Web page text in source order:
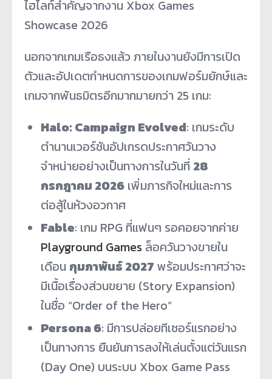
ไฮไลท์สำคัญจากงาน Xbox Games
Showcase 2026
นอกจากเกมเรือธงแล้ว ภายในงานยังมีการเปิด
ตัวและอัปเดตกำหนดการของเกมฟอร์มยักษ์และ
เกมจากพันธมิตรอีกมากมายกว่า 25 เกม:
Halo: Campaign Evolved: เกมระดับ
ตำนานเวอร์ชันอัปเกรดประกาศวันวาง
จำหน่ายอย่างเป็นทางการในวันที่ 28
กรกฎาคม 2026เพิ่มภารกิจใหม่และการ
ต่อสู้ในห้วงอวกาศ
Fable: เกม RPG ที่แฟนๆ รอคอยจากค่าย
Playground Gamesล็อควันวางขายใน
เดือน กุมภาพันธ์ 2027 พร้อมประกาศว่าจะ
มีเนื้อเรื่องส่วนขยาย (Story Expansion)
ในชื่อ “Order of the Hero”
Persona 6: มีการปล่อยทีเซอร์แรกอย่าง
เป็นทางการ ยืนยันการลงให้เล่นตั้งแต่วันแรก
(Day One) บนระบบ Xbox Game Pass